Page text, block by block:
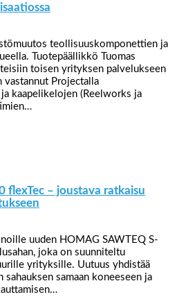
teollisuuskomponettien ja
Tuotepäällikkö Tuomas
toisen yrityksen palvelukseen
vastannut Projectalla
kaapelikelojen (Reelworks ja
flexTec – joustava ratkaisu
uuden HOMAG SAWTEQ S-
joka on suunniteltu
yrityksille. Uutuus yhdistää
samaan koneeseen ja